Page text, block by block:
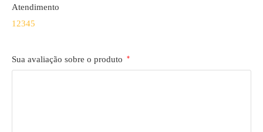
Atendimento
12345
Sua avaliação sobre o produto *